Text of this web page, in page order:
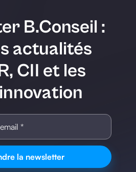
B.Conseil :
actualités
CII et les